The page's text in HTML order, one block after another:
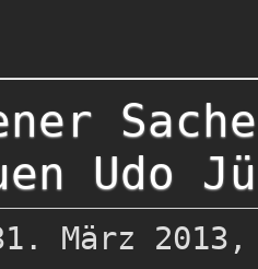
Udo
März